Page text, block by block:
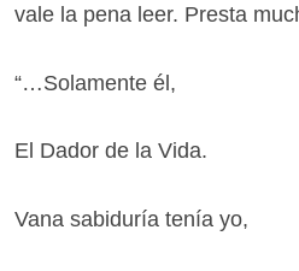
vale la pena leer. Presta
“…Solamente él,
El Dador de la Vida.
Vana sabiduría tenía yo,